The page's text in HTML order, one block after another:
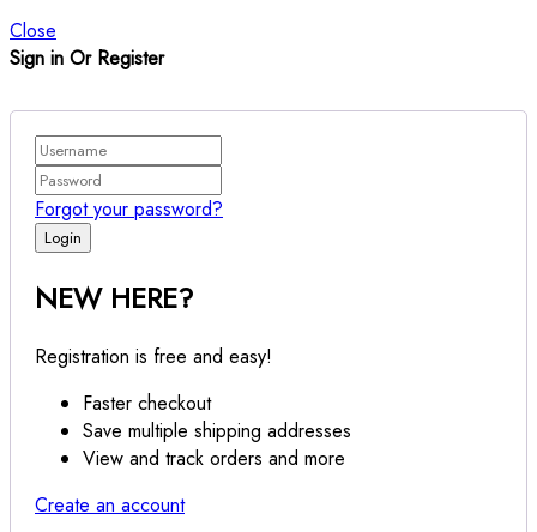
Close
Sign in Or Register
Forgot your password?
NEW HERE?
Registration is free and easy!
Faster checkout
Save multiple shipping addresses
View and track orders and more
Create an account